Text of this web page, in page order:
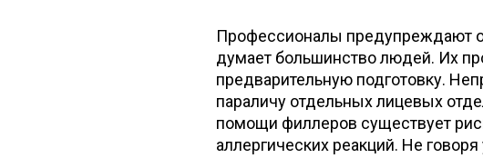
Профессионалы предупреждают
думает большинство людей. Их
предварительную подготовку.
параличу отдельных лицевых
помощи филлеров существует
аллергических реакций. Не